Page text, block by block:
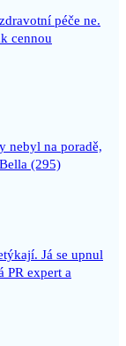
péče ne.
cennou
nebyl na poradě,
(295)
Já se upnul
expert a